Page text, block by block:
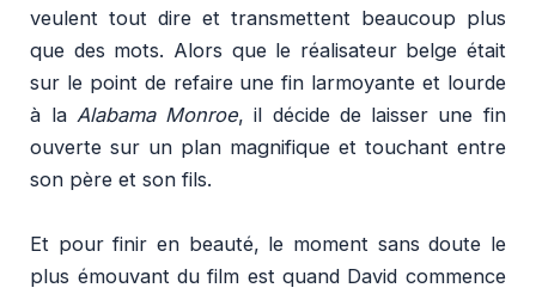
veulent tout dire et transmettent beaucoup plus
que des mots. Alors que le réalisateur belge était
sur le point de refaire une fin larmoyante et lourde
à la Alabama Monroe, il décide de laisser une fin
ouverte sur un plan magnifique et touchant entre
son père et son fils.
Et pour finir en beauté, le moment sans doute le
plus émouvant du film est quand David commence